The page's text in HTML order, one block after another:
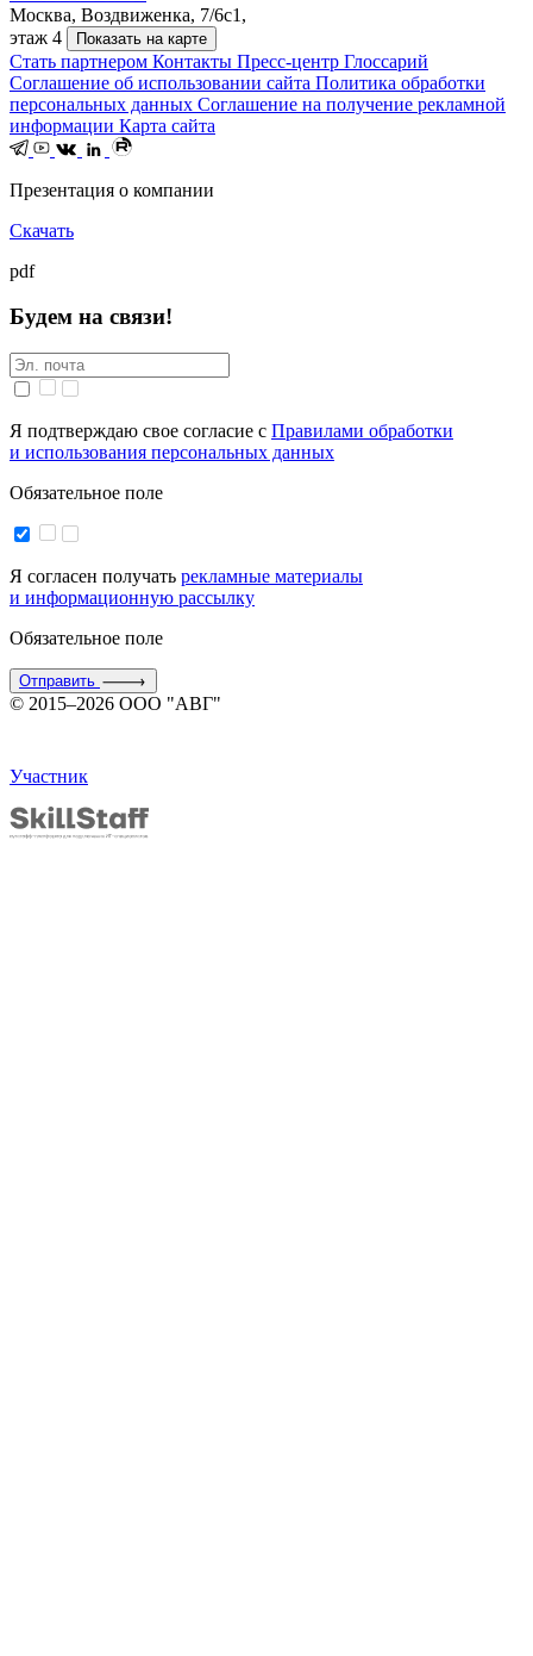
Москва, Воздвиженка, 7/6с1,
этаж 4
Показать на карте
Стать партнером Контакты Пресс-центр Глоссарий
Соглашение об использовании сайта Политика обработки
персональных данных Соглашение на получение рекламной
информации Карта сайта
Презентация о компании
Скачать
pdf
Будем на связи!
Я подтверждаю свое согласие с Правилами обработки
и использования персональных данных
Обязательное поле
Я согласен получать рекламные материалы
и информационную рассылку
Обязательное поле
Отправить
© 2015–2026 ООО "АВГ"
Участник